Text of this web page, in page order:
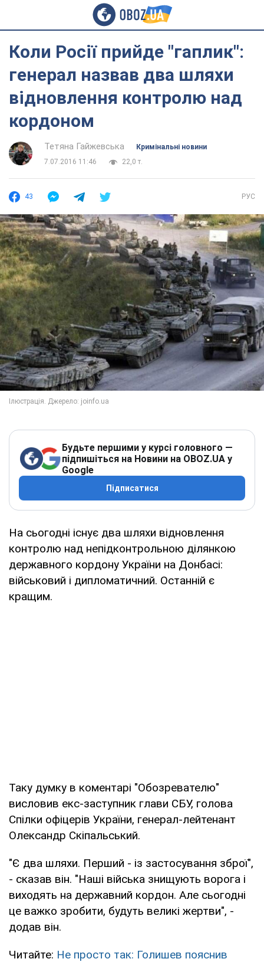
Коли Росії прийде "гаплик":
генерал назвав два шляхи
відновлення контролю над
кордоном
Тетяна Гайжевська
Кримінальні новини
7.07.2016 11:46
22,0 т.
43 РУС
Будьте першими у курсі головного —
підпишіться на Новини на OBOZ.UA у
Google
Підписатися
На сьогодні існує два шляхи відновлення
контролю над непідконтрольною ділянкою
державного кордону України на Донбасі:
військовий і дипломатичний. Останній є
кращим.
Таку думку в коментарі "Обозревателю"
висловив екс-заступник глави СБУ, голова
Спілки офіцерів України, генерал-лейтенант
Олександр Скіпальський.
"Є два шляхи. Перший - із застосування зброї",
- сказав він. "Наші війська знищують ворога і
виходять на державний кордон. Але сьогодні
це важко зробити, будуть великі жертви", -
додав він.
Читайте: Не просто так: Голишев пояснив